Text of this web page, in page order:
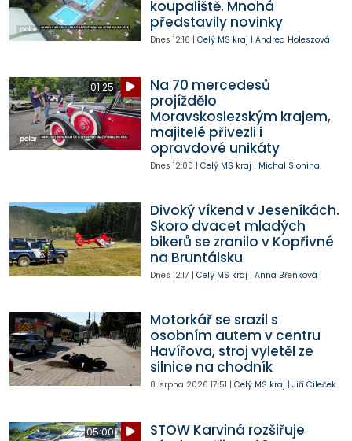
koupaliště. Mnohá
představily novinky
Dnes 12:16 | Celý MS kraj | Andrea Holeszová
01:25
Na 70 mercedesů
projíždělo
Moravskoslezským krajem,
majitelé přivezli i
opravdové unikáty
Dnes 12:00 | Celý MS kraj | Michal Slonina
Divoký víkend v Jeseníkách.
Skoro dvacet mladých
bikerů se zranilo v Kopřivné
na Bruntálsku
Dnes 12:17 | Celý MS kraj | Anna Břenková
Motorkář se srazil s
osobním autem v centru
Havířova, stroj vyletěl ze
silnice na chodník
8. srpna 2026 17:51 | Celý MS kraj | Jiří Cileček
05:00
STOW Karviná rozšiřuje